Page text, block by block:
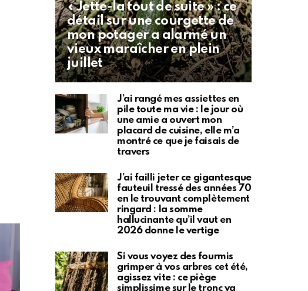
« Jette-la tout de suite » : ce
détail sur une courgette de
mon potager a alarmé un
vieux maraîcher en plein
juillet
J’ai rangé mes assiettes en
pile toute ma vie : le jour où
une amie a ouvert mon
placard de cuisine, elle m’a
montré ce que je faisais de
travers
J’ai failli jeter ce gigantesque
fauteuil tressé des années 70
en le trouvant complètement
ringard : la somme
hallucinante qu’il vaut en
2026 donne le vertige
Si vous voyez des fourmis
grimper à vos arbres cet été,
agissez vite : ce piège
simplissime sur le tronc va